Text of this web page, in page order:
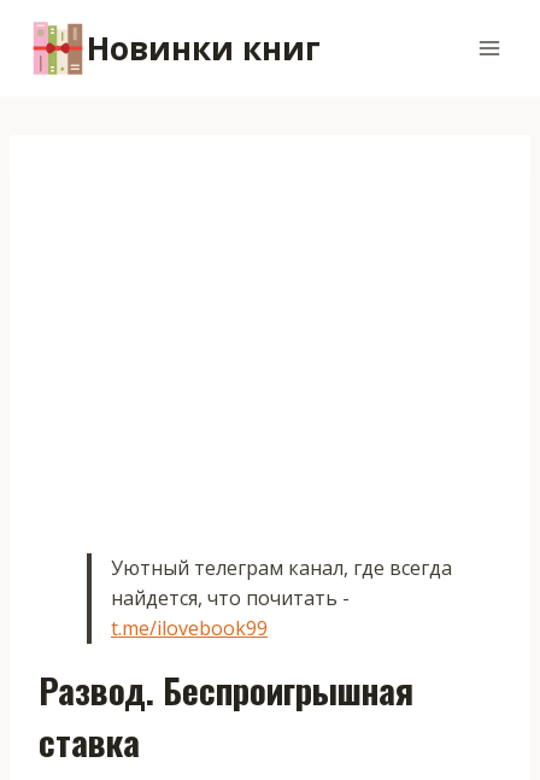
содержимому
Новинки книг
Уютный телеграм канал, где всегда
найдется, что почитать -
t.me/ilovebook99
Развод. Беспроигрышная
ставка